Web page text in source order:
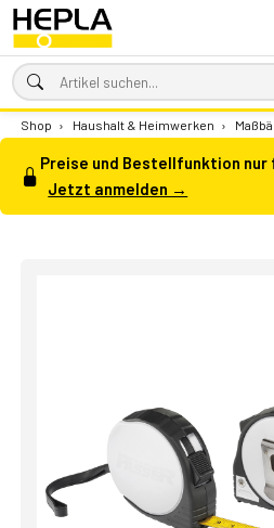
Shop › Haushalt & Heimwerken ›
Preise und Bestellfunktion nur
Jetzt anmelden →